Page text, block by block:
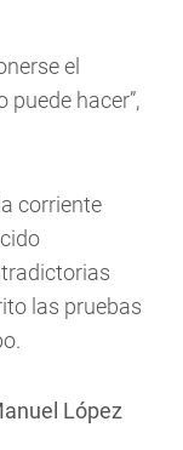
el
hacer”,
corriente
las pruebas